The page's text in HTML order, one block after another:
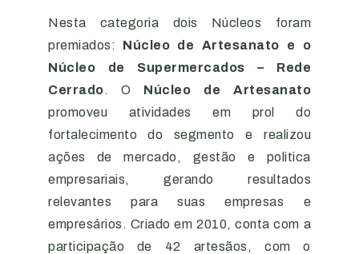
Nesta categoria dois Núcleos foram
premiados: Núcleo de Artesanato e o
Núcleo de Supermercados – Rede
Cerrado. O Núcleo de Artesanato
promoveu atividades em prol do
fortalecimento do segmento e realizou
ações de mercado, gestão e politica
empresariais, gerando resultados
relevantes para suas empresas e
empresários. Criado em 2010, conta com a
participação de 42 artesãos, com o